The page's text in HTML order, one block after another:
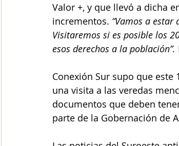
Valor +, y que llevó a dicha
incrementos. “Vamos a
Visitaremos si es posible los
esos derechos a la población”.
Conexión Sur supo que
una visita a las veredas
documentos que deben
parte de la Gobernación de